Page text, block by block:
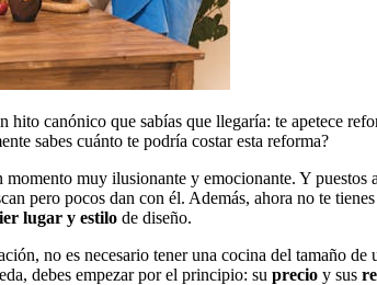
canónico que sabías que llegaría: te apetece
sabes cuánto te podría costar esta reforma?
momento muy ilusionante y emocionante. Y
pero pocos dan con él. Además, ahora no te
lugar y estilo de diseño.
no es necesario tener una cocina del tamaño
debes empezar por el principio: su precio y sus